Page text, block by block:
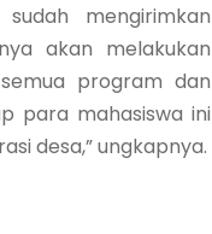
mengirimkan
akan melakukan
program dan
para mahasiswa ini
desa,” ungkapnya.